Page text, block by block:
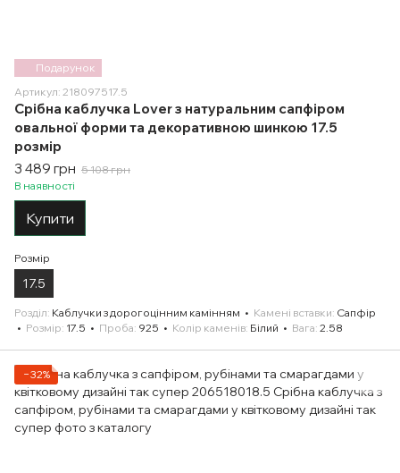
Подарунок
Артикул: 218097517.5
Срібна каблучка Lover з натуральним сапфіром
овальної форми та декоративною шинкою 17.5
розмір
3 489 грн 5 108 грн
В наявності
Купити
Розмір
17.5
Розділ Каблучки з дорогоцінним камінням Камені вставки Сапфір
Розмір 17.5 Проба 925 Колір каменів Білий Вага 2.58
−32%